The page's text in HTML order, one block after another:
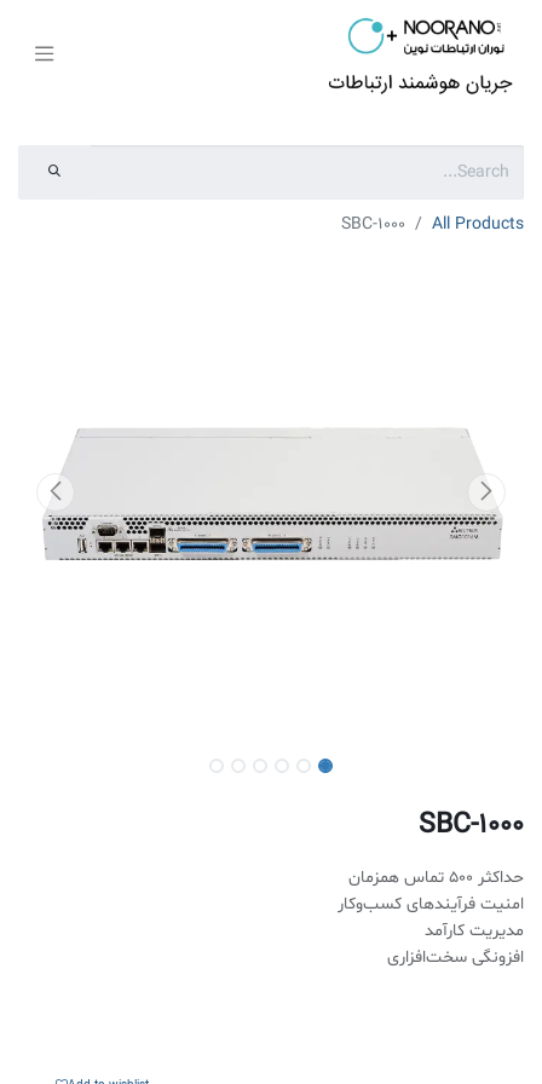
All Products
SBC-1000
SBC-1000
حداکثر 500 تماس همزمان
امنیت فرآیندهای کسب‌وکار
مدیریت کارآمد
افزونگی سخت‌افزاری